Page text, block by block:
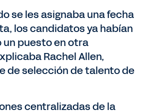
se les asignaba una fecha
los candidatos ya habían
puesto en otra
Rachel Allen,
de selección de talento de
centralizadas de la